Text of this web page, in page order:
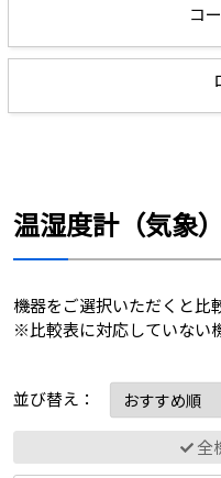
コ
温湿度計（気象
機器をご選択いただくと比
※比較表に対応していない
並び替え：
全